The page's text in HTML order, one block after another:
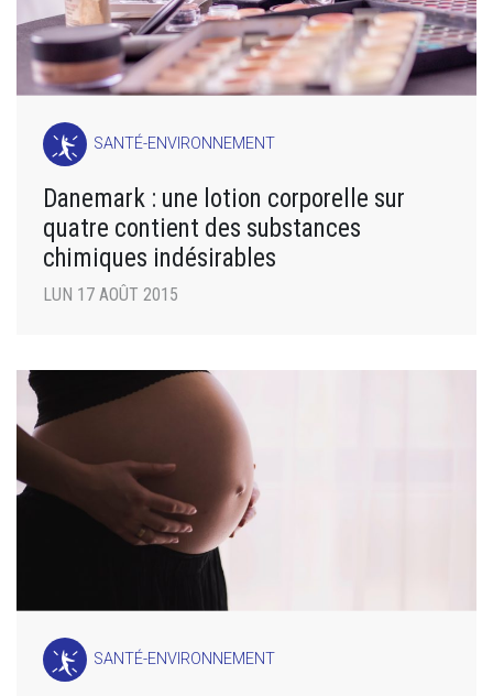
SANTÉ-ENVIRONNEMENT
Danemark : une lotion corporelle sur
quatre contient des substances
chimiques indésirables
LUN 17 AOÛT 2015
SANTÉ-ENVIRONNEMENT